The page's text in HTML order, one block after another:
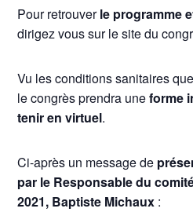
Pour retrouverle programme
dirigez vous sur le site du
Vu les conditions sanitaires
le congrès prendra uneforme
tenir en virtuel.
Ci-après un message de
par le Responsable du
2021, Baptiste Michaux :